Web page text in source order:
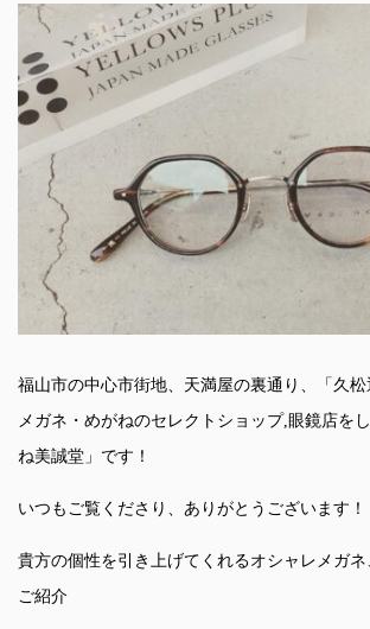
福山市の中心市街地、天満屋の裏通り、「久
メガネ・めがねのセレクトショップ,眼鏡店を
ね美誠堂」です！
いつもご覧くださり、ありがとうございます！
貴方の個性を引き上げてくれるオシャレメガ
ご紹介